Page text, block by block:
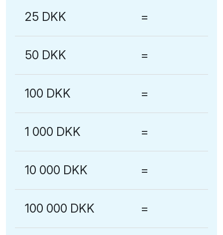
25 DKK =
50 DKK =
100 DKK =
1 000 DKK =
10 000 DKK =
100 000 DKK =